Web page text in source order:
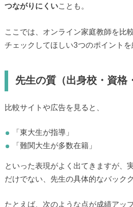
つながりにくいことも。
ここでは、オンライン家庭教師を比
チェックしてほしい3つのポイントを
先生の質（出身校・資格
比較サイトや広告を見ると、
「東大生が指導」
「難関大生が多数在籍」
といった表現がよく出てきますが、
だけでない、先生の具体的なバック
たとえば、次のような点が成績アッ